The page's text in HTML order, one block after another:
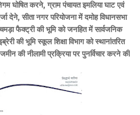
घोषित करने, ग्राम पंचायत इमलिया घाट एवं
देने, सीता नगर परियोजना में दमोह विधानसभा
फैक्ट्री की भूमि को जनहित में सार्वजनिक
की भूमि स्कूल शिक्षा विभाग को स्थानांतरित
की नीलामी प्रक्रिया पर पुनर्विचार करने की